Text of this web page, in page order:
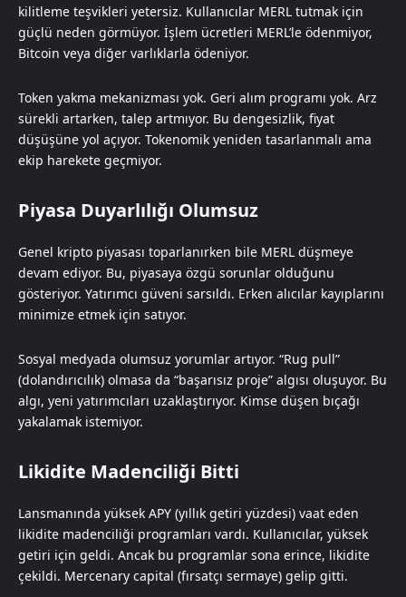
kilitleme teşvikleri yetersiz. Kullanıcılar MERL tutmak için
güçlü neden görmüyor. İşlem ücretleri MERL’le ödenmiyor,
Bitcoin veya diğer varlıklarla ödeniyor.
Token yakma mekanizması yok. Geri alım programı yok. Arz
sürekli artarken, talep artmıyor. Bu dengesizlik, fiyat
düşüşüne yol açıyor. Tokenomik yeniden tasarlanmalı ama
ekip harekete geçmiyor.
Piyasa Duyarlılığı Olumsuz
Genel kripto piyasası toparlanırken bile MERL düşmeye
devam ediyor. Bu, piyasaya özgü sorunlar olduğunu
gösteriyor. Yatırımcı güveni sarsıldı. Erken alıcılar kayıplarını
minimize etmek için satıyor.
Sosyal medyada olumsuz yorumlar artıyor. “Rug pull”
(dolandırıcılık) olmasa da “başarısız proje” algısı oluşuyor. Bu
algı, yeni yatırımcıları uzaklaştırıyor. Kimse düşen bıçağı
yakalamak istemiyor.
Likidite Madenciliği Bitti
Lansmanında yüksek APY (yıllık getiri yüzdesi) vaat eden
likidite madenciliği programları vardı. Kullanıcılar, yüksek
getiri için geldi. Ancak bu programlar sona erince, likidite
çekildi. Mercenary capital (fırsatçı sermaye) gelip gitti.